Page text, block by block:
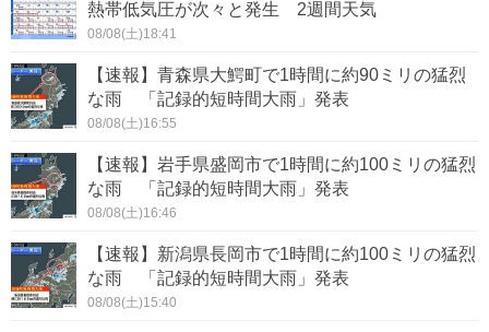
熱帯低気圧が次々と発生 2週間天気
08/08(土)18:41
【速報】青森県大鰐町で1時間に約90ミリの猛烈
な雨 「記録的短時間大雨」発表
08/08(土)16:55
【速報】岩手県盛岡市で1時間に約100ミリの猛烈
な雨 「記録的短時間大雨」発表
08/08(土)16:46
【速報】新潟県長岡市で1時間に約100ミリの猛烈
な雨 「記録的短時間大雨」発表
08/08(土)15:40